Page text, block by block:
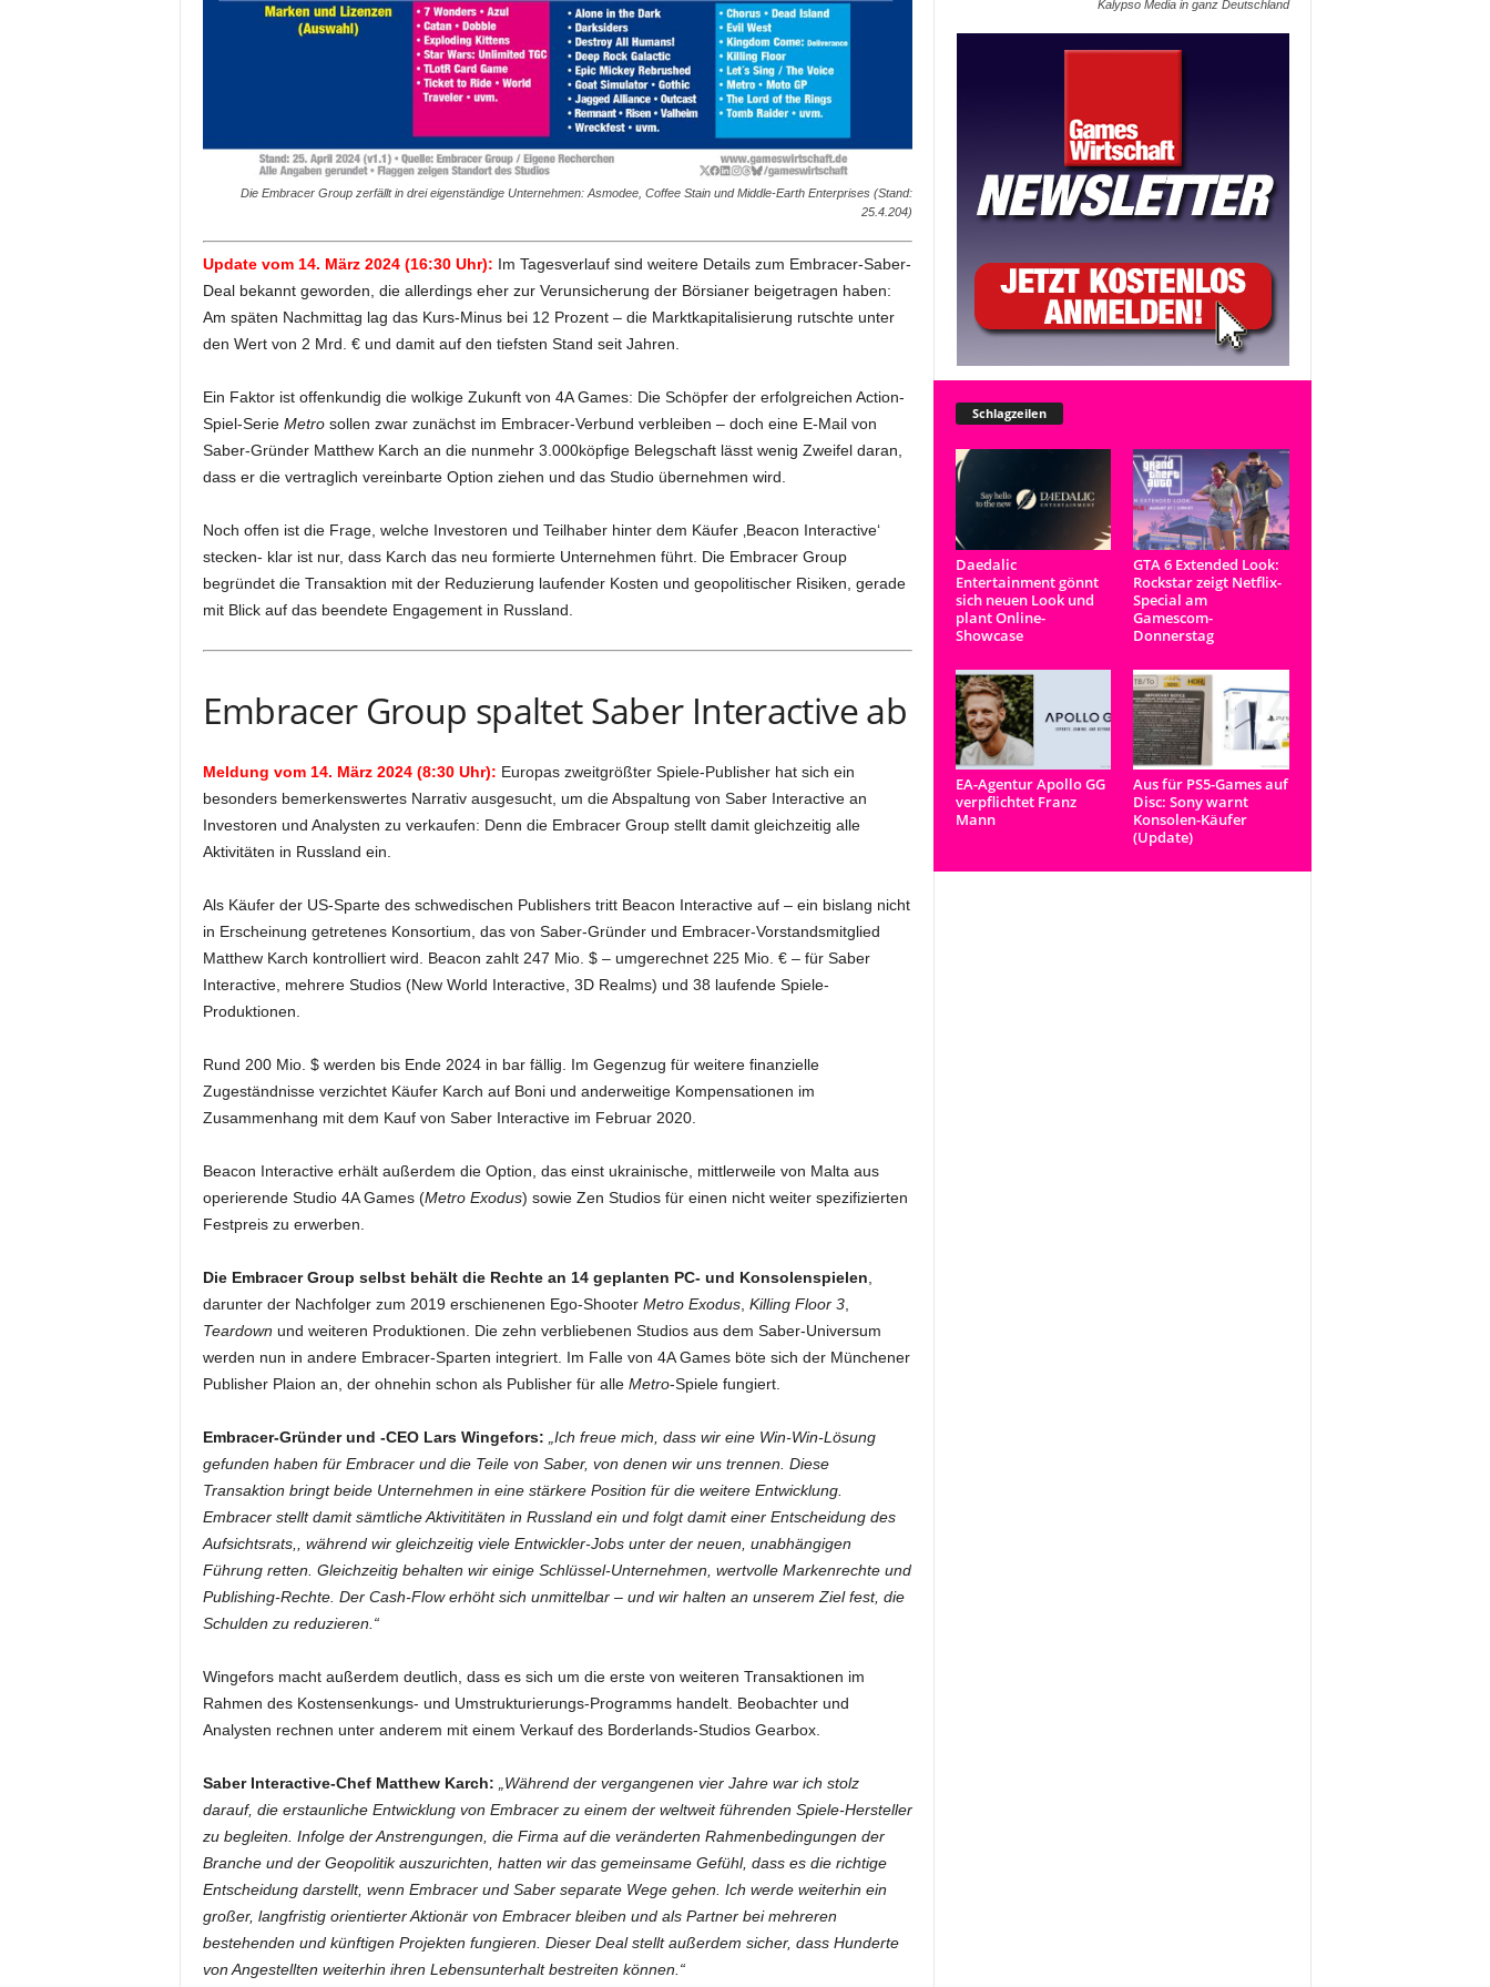
Die Embracer Group zerfällt in drei eigenständige Unternehmen: Asmodee, Coffee Stain und Middle-Earth Enterprises (Stand:
25.4.204)
Update vom 14. März 2024 (16:30 Uhr): Im Tagesverlauf sind weitere Details zum Embracer-Saber-
Deal bekannt geworden, die allerdings eher zur Verunsicherung der Börsianer beigetragen haben:
Am späten Nachmittag lag das Kurs-Minus bei 12 Prozent – die Marktkapitalisierung rutschte unter
den Wert von 2 Mrd. € und damit auf den tiefsten Stand seit Jahren.
Ein Faktor ist offenkundig die wolkige Zukunft von 4A Games: Die Schöpfer der erfolgreichen Action-
Spiel-Serie Metrosollen zwar zunächst im Embracer-Verbund verbleiben – doch eine E-Mail von
Saber-Gründer Matthew Karch an die nunmehr 3.000köpfige Belegschaft lässt wenig Zweifel daran,
dass er die vertraglich vereinbarte Option ziehen und das Studio übernehmen wird.
Noch offen ist die Frage, welche Investoren und Teilhaber hinter dem Käufer ‚Beacon Interactive‘
stecken- klar ist nur, dass Karch das neu formierte Unternehmen führt. Die Embracer Group
begründet die Transaktion mit der Reduzierung laufender Kosten und geopolitischer Risiken, gerade
mit Blick auf das beendete Engagement in Russland.
Embracer Group spaltet Saber Interactive ab
Meldung vom 14. März 2024 (8:30 Uhr): Europas zweitgrößter Spiele-Publisher hat sich ein
besonders bemerkenswertes Narrativ ausgesucht, um die Abspaltung von Saber Interactive an
Investoren und Analysten zu verkaufen: Denn die Embracer Group stellt damit gleichzeitig alle
Aktivitäten in Russland ein.
Als Käufer der US-Sparte des schwedischen Publishers tritt Beacon Interactive auf – ein bislang nicht
in Erscheinung getretenes Konsortium, das von Saber-Gründer und Embracer-Vorstandsmitglied
Matthew Karch kontrolliert wird. Beacon zahlt 247 Mio. $ – umgerechnet 225 Mio. € – für Saber
Interactive, mehrere Studios (New World Interactive, 3D Realms) und 38 laufende Spiele-
Produktionen.
Rund 200 Mio. $ werden bis Ende 2024 in bar fällig. Im Gegenzug für weitere finanzielle
Zugeständnisse verzichtet Käufer Karch auf Boni und anderweitige Kompensationen im
Zusammenhang mit dem Kauf von Saber Interactive im Februar 2020.
Beacon Interactive erhält außerdem die Option, das einst ukrainische, mittlerweile von Malta aus
operierende Studio 4A Games (Metro Exodus) sowie Zen Studios für einen nicht weiter spezifizierten
Festpreis zu erwerben.
Die Embracer Group selbst behält die Rechte an 14 geplanten PC- und Konsolenspielen
darunter der Nachfolger zum 2019 erschienenen Ego-Shooter Metro Exodus, Killing Floor 3,
Teardown und weiteren Produktionen. Die zehn verbliebenen Studios aus dem Saber-Universum
werden nun in andere Embracer-Sparten integriert. Im Falle von 4A Games böte sich der Münchener
Publisher Plaion an, der ohnehin schon als Publisher für alle Metro-Spiele fungiert.
Embracer-Gründer und -CEO Lars Wingefors:
„Ich freue mich, dass wir eine Win-Win-Lösung
gefunden haben für Embracer und die Teile von Saber, von denen wir uns trennen. Diese
Transaktion bringt beide Unternehmen in eine stärkere Position für die weitere Entwicklung.
Embracer stellt damit sämtliche Aktivititäten in Russland ein und folgt damit einer Entscheidung des
Aufsichtsrats,, während wir gleichzeitig viele Entwickler-Jobs unter der neuen, unabhängigen
Führung retten. Gleichzeitig behalten wir einige Schlüssel-Unternehmen, wertvolle Markenrechte und
Publishing-Rechte. Der Cash-Flow erhöht sich unmittelbar – und wir halten an unserem Ziel fest, die
Schulden zu reduzieren.“
Wingefors macht außerdem deutlich, dass es sich um die erste von weiteren Transaktionen im
Rahmen des Kostensenkungs- und Umstrukturierungs-Programms handelt. Beobachter und
Analysten rechnen unter anderem mit einem Verkauf des Borderlands-Studios Gearbox.
Saber Interactive-Chef Matthew Karch:
„Während der vergangenen vier Jahre war ich stolz
darauf, die erstaunliche Entwicklung von Embracer zu einem der weltweit führenden Spiele-Hersteller
zu begleiten. Infolge der Anstrengungen, die Firma auf die veränderten Rahmenbedingungen der
Branche und der Geopolitik auszurichten, hatten wir das gemeinsame Gefühl, dass es die richtige
Entscheidung darstellt, wenn Embracer und Saber separate Wege gehen. Ich werde weiterhin ein
großer, langfristig orientierter Aktionär von Embracer bleiben und als Partner bei mehreren
bestehenden und künftigen Projekten fungieren. Dieser Deal stellt außerdem sicher, dass Hunderte
von Angestellten weiterhin ihren Lebensunterhalt bestreiten können.“
Kalypso Media in ganz Deutschland
Schlagzeilen
Daedalic
Entertainment gönnt
sich neuen Look und
plant Online-
Showcase
GTA 6 Extended Look:
Rockstar zeigt Netflix-
Special am
Gamescom-
Donnerstag
EA-Agentur Apollo GG
verpflichtet Franz
Mann
Aus für PS5-Games auf
Disc: Sony warnt
Konsolen-Käufer
(Update)